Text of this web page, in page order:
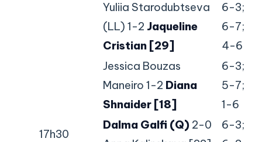
Yuliia Starodubtseva
(LL) 1-2 Jaqueline
Cristian [29]
6-3;
6-7;
4-6
17h30
Jessica Bouzas
Maneiro 1-2 Diana
Shnaider [18]
6-3;
5-7;
1-6
Dalma Galfi (Q) 2-0
6-3;